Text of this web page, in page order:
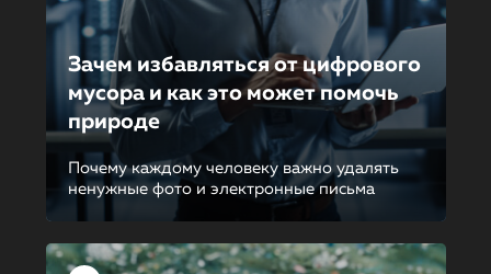
Зачем избавляться от цифрового
мусора и как это может помочь
природе
Почему каждому человеку важно удалять
ненужные фото и электронные письма